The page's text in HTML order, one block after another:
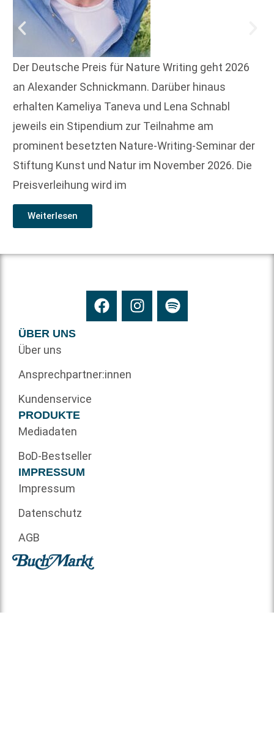
Der Deutsche Preis für Nature Writing geht 2026
an Alexander Schnickmann. Darüber hinaus
erhalten Kameliya Taneva und Lena Schnabl
jeweils ein Stipendium zur Teilnahme am
prominent besetzten Nature-Writing-Seminar der
Stiftung Kunst und Natur im November 2026. Die
Preisverleihung wird im
Weiterlesen
ÜBER UNS
Über uns
Ansprechpartner:innen
Kundenservice
PRODUKTE
Mediadaten
BoD-Bestseller
IMPRESSUM
Impressum
Datenschutz
AGB